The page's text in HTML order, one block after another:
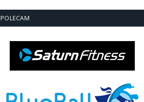
POLECAM